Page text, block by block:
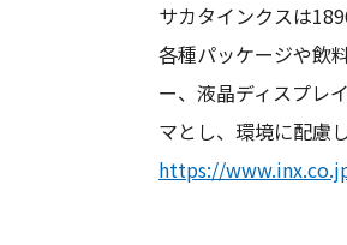
サカタインクスは
各種パッケージや飲
ー、液晶ディスプレ
マとし、環境に配慮
https://